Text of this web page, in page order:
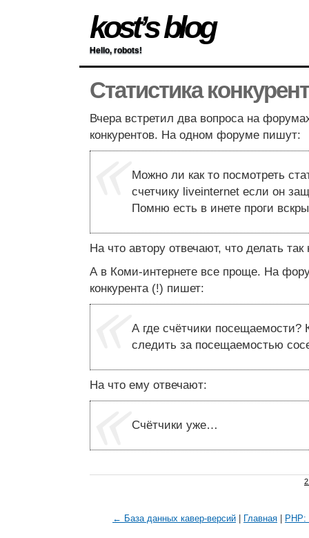
kost’s blog
Hello, robots!
Статистика
Вчера встретил два вопроса на
конкурентов. На одном форуме пишут:
Можно ли как то посмотреть
счетчику liveinternet если он
Помню есть в инете проги
На что автору отвечают, что делать так
А в Коми-интернете все проще. На
конкурента (!) пишет:
А где счётчики посещаемости?
следить за посещаемостью
На что ему отвечают:
Счётчики уже…
← База данных кавер-версий Главная